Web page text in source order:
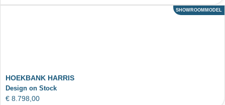
ACTIE
SHOWROOMMODEL
HOEKBANK HARRIS
Design on Stock
€ 8.798,00